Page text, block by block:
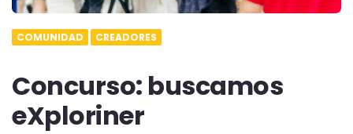
COMUNIDAD CREADORES
Concurso: buscamos
eXploriner